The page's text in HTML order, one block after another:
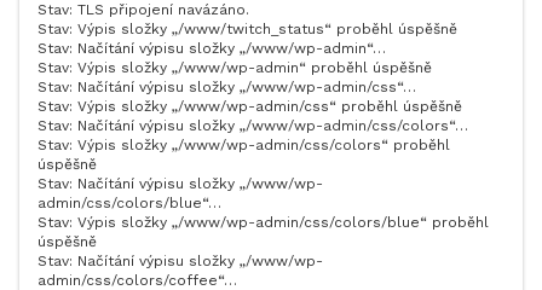
Stav: TLS připojení navázáno.
Stav: Výpis složky „/www/twitch_status“ proběhl úspěšně
Stav: Načítání výpisu složky „/www/wp-admin“…
Stav: Výpis složky „/www/wp-admin“ proběhl úspěšně
Stav: Načítání výpisu složky „/www/wp-admin/css“…
Stav: Výpis složky „/www/wp-admin/css“ proběhl úspěšně
Stav: Načítání výpisu složky „/www/wp-admin/css/colors“…
Stav: Výpis složky „/www/wp-admin/css/colors“ proběhl
úspěšně
Stav: Načítání výpisu složky „/www/wp-
admin/css/colors/blue“…
Stav: Výpis složky „/www/wp-admin/css/colors/blue“ proběhl
úspěšně
Stav: Načítání výpisu složky „/www/wp-
admin/css/colors/coffee“…